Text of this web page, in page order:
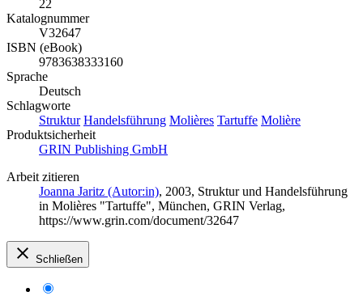
22
Katalognummer
V32647
ISBN (eBook)
9783638333160
Sprache
Deutsch
Schlagworte
Struktur Handelsführung Molières Tartuffe Molière
Produktsicherheit
GRIN Publishing GmbH
Arbeit zitieren
Joanna Jaritz (Autor:in), 2003, Struktur und Handelsführung
in Molières "Tartuffe", München, GRIN Verlag,
https://www.grin.com/document/32647
Schließen